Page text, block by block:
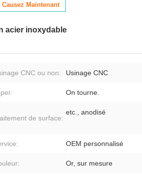
Causez Maintenant
acier inoxydable
CNC ou non: Usinage CNC
On tourne.
de surface:
etc., anodisé
OEM personnalisé
Or, sur mesure